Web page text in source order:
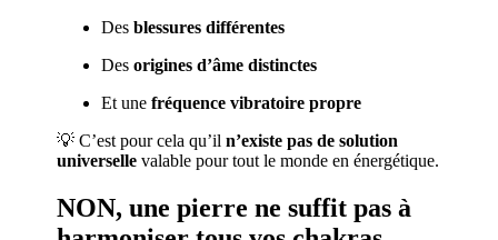
Desblessures différentes
Desorigines d’âme distinctes
Et unefréquence vibratoire propre
💡 C’est pour cela qu’iln’existe pas de solution
universelle valable pour tout le monde en énergétique.
NON, une pierre ne suffit pas à